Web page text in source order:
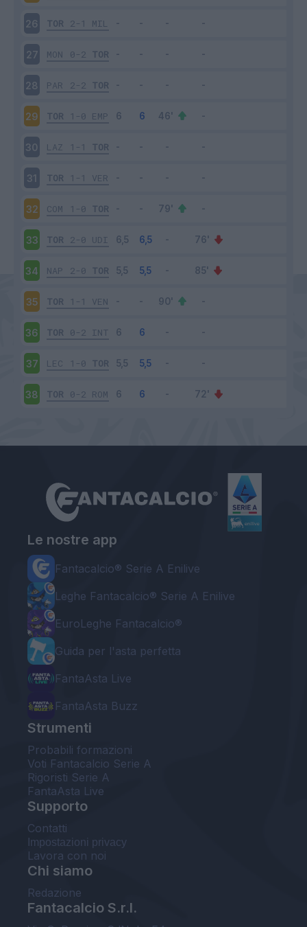
26 TOR 2-1 MIL
27 MON 0-2 TOR
28 PAR 2-2 TOR
29 TOR 1-0 EMP
30 LAZ 1-1 TOR
31 TOR 1-1 VER
32 COM 1-0 TOR
33 TOR 2-0 UDI
34 NAP 2-0 TOR
35 TOR 1-1 VEN
36 TOR 0-2 INT
37 LEC 1-0 TOR
38 TOR 0-2 ROM
Le nostre app
Fantacalcio® Serie A Enilive
Leghe Fantacalcio® Serie A Enilive
EuroLeghe Fantacalcio®
Guida per l'asta perfetta
FantaAsta Live
FantaAsta Buzz
Strumenti
Probabili formazioni
Voti Fantacalcio Serie A
Rigoristi Serie A
FantaAsta Live
Supporto
Contatti
Impostazioni privacy
Lavora con noi
Chi siamo
Redazione
Fantacalcio S.r.l.